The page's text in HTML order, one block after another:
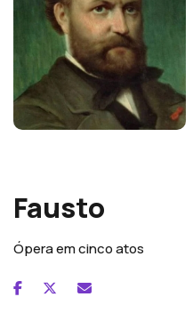
Fausto
Ópera em cinco atos